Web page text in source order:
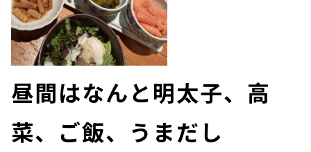
昼間はなんと明太子、高
菜、ご飯、うまだし